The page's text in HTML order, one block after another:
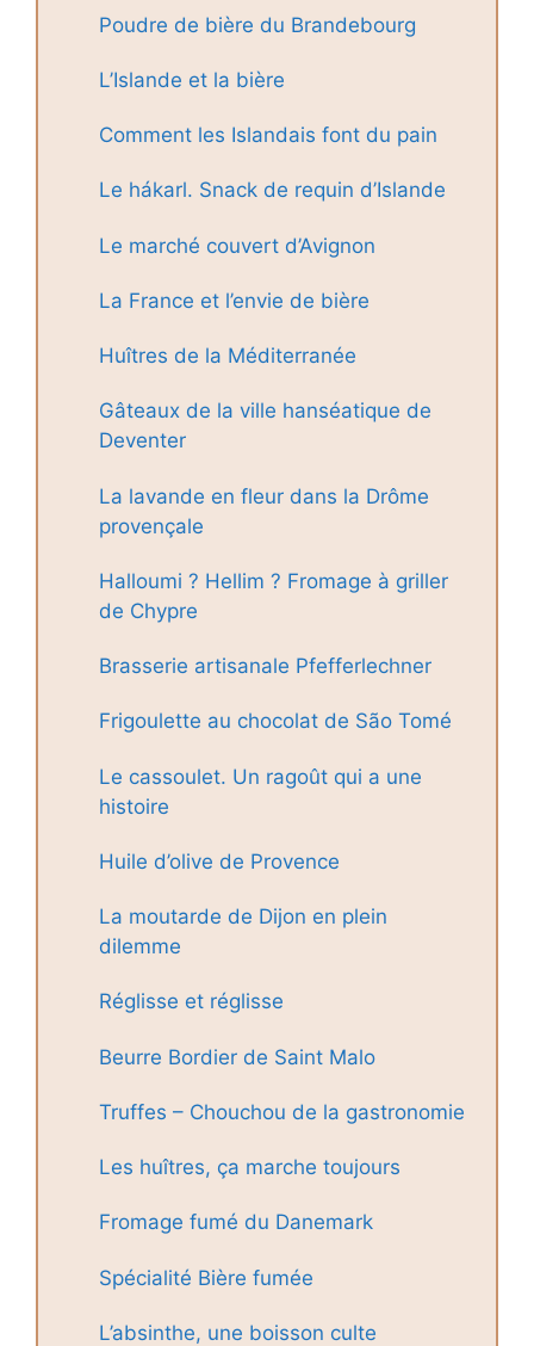
Poudre de bière du Brandebourg
L’Islande et la bière
Comment les Islandais font du pain
Le hákarl. Snack de requin d’Islande
Le marché couvert d’Avignon
La France et l’envie de bière
Huîtres de la Méditerranée
Gâteaux de la ville hanséatique de
Deventer
La lavande en fleur dans la Drôme
provençale
Halloumi ? Hellim ? Fromage à griller
de Chypre
Brasserie artisanale Pfefferlechner
Frigoulette au chocolat de São Tomé
Le cassoulet. Un ragoût qui a une
histoire
Huile d’olive de Provence
La moutarde de Dijon en plein
dilemme
Réglisse et réglisse
Beurre Bordier de Saint Malo
Truffes – Chouchou de la gastronomie
Les huîtres, ça marche toujours
Fromage fumé du Danemark
Spécialité Bière fumée
L’absinthe, une boisson culte